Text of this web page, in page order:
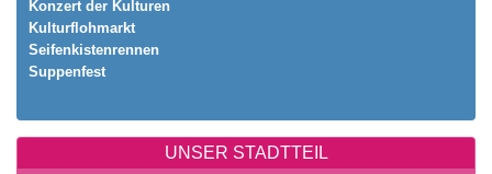
Konzert der Kulturen
Kulturflohmarkt
Seifenkistenrennen
Suppenfest
UNSER STADTTEIL